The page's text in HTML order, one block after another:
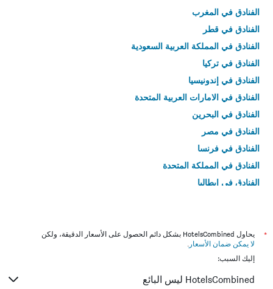
الفنادق في المغرب
الفنادق في قطر
الفنادق في المملكة العربية السعودية
الفنادق في تركيا
الفنادق في إندونيسيا
الفنادق في الامارات العربية المتحدة
الفنادق في البحرين
الفنادق في مصر
الفنادق في فرنسا
الفنادق في المملكة المتحدة
الفنادق في إيطاليا
*
يحاول HotelsCombined بشكل دائم الحصول على الأسعار الدقيقة، ولكن
لا يمكن ضمان الأسعار .
إليك السبب:
HotelsCombined ليس البائع